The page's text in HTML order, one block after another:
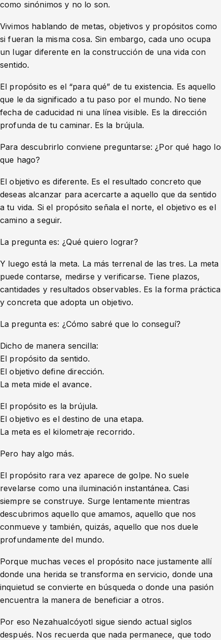
como sinónimos y no lo son.
Vivimos hablando de metas, objetivos y propósitos como
si fueran la misma cosa. Sin embargo, cada uno ocupa
un lugar diferente en la construcción de una vida con
sentido.
El propósito es el “para qué” de tu existencia. Es aquello
que le da significado a tu paso por el mundo. No tiene
fecha de caducidad ni una línea visible. Es la dirección
profunda de tu caminar. Es la brújula.
Para descubrirlo conviene preguntarse: ¿Por qué hago lo
que hago?
El objetivo es diferente. Es el resultado concreto que
deseas alcanzar para acercarte a aquello que da sentido
a tu vida. Si el propósito señala el norte, el objetivo es el
camino a seguir.
La pregunta es: ¿Qué quiero lograr?
Y luego está la meta. La más terrenal de las tres. La meta
puede contarse, medirse y verificarse. Tiene plazos,
cantidades y resultados observables. Es la forma práctica
y concreta que adopta un objetivo.
La pregunta es: ¿Cómo sabré que lo conseguí?
Dicho de manera sencilla:
El propósito da sentido.
El objetivo define dirección.
La meta mide el avance.
El propósito es la brújula.
El objetivo es el destino de una etapa.
La meta es el kilometraje recorrido.
Pero hay algo más.
El propósito rara vez aparece de golpe. No suele
revelarse como una iluminación instantánea. Casi
siempre se construye. Surge lentamente mientras
descubrimos aquello que amamos, aquello que nos
conmueve y también, quizás, aquello que nos duele
profundamente del mundo.
Porque muchas veces el propósito nace justamente allí
donde una herida se transforma en servicio, donde una
inquietud se convierte en búsqueda o donde una pasión
encuentra la manera de beneficiar a otros.
Por eso Nezahualcóyotl sigue siendo actual siglos
después. Nos recuerda que nada permanece, que todo